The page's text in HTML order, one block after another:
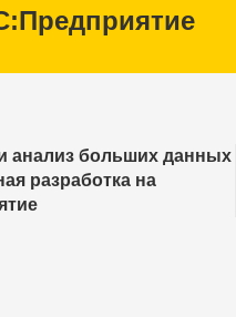
анализ больших данных
разработка на